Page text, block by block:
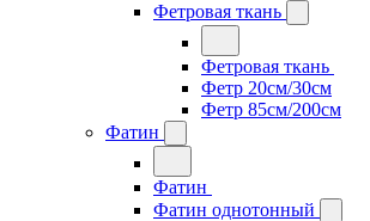
Фетровая ткань
Фетровая ткань
Фетр 20см/30см
Фетр 85см/200см
Фатин
Фатин
Фатин однотонный